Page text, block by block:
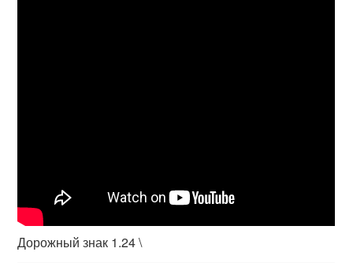
Дорожный знак 1.24 \